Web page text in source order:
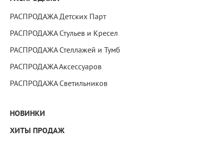
РАСПРОДАЖА Детских Парт
РАСПРОДАЖА Стульев и Кресел
РАСПРОДАЖА Стеллажей и Тумб
РАСПРОДАЖА Аксессуаров
РАСПРОДАЖА Светильников
НОВИНКИ
ХИТЫ ПРОДАЖ